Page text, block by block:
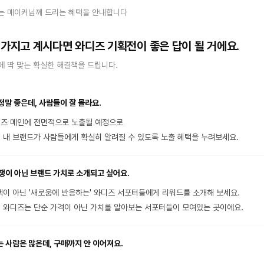
메이커님께 드리는 혜택을 안내합니다
지고 계시다면 와디즈 기획전이 좋은 답이 될 거에요.
딱 맞는 확실한 해결책을 드립니다.
말 좋은데, 사람들이 잘 몰라요.
메인에 전면적으로 노출될 예정으로
내 브랜드가 사람들에게 확실히 알려질 수 있도록 노출 혜택을 누려보세요.
이 아닌 브랜드 가치로 소개되고 싶어요.
이 아닌 '새로움에 반응하는' 와디즈 서포터들에게 리워드를 소개해 보세요.
와디즈는 단순 가격이 아닌 가치를 알아보는 서포터들이 모여있는 곳이에요.
사람은 많은데, 구매까지 안 이어져요.